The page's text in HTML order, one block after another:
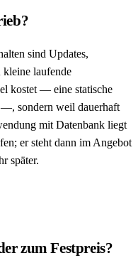
sind Updates,
laufende
kostet — eine statische
—, sondern weil dauerhaft
mit Datenbank liegt
er steht dann im Angebot
später.
zum Festpreis?